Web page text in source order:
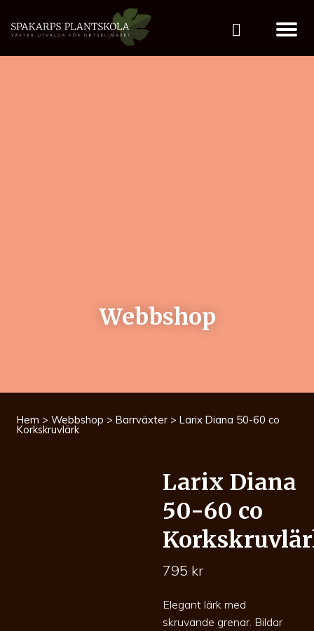
Webbshop
Hem > Webbshop > Barrväxter > Larix Diana 50-60 co
Korkskruvlärk
Larix Diana
50-60 co
795 kr
Elegant lärk med
skruvande grenar. Bildar